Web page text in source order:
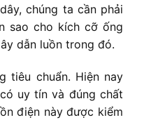
chúng ta cần phải
sao cho kích cỡ ống
dẫn luồn trong đó.
tiêu chuẩn. Hiện nay
uy tín và đúng chất
điện này được kiểm